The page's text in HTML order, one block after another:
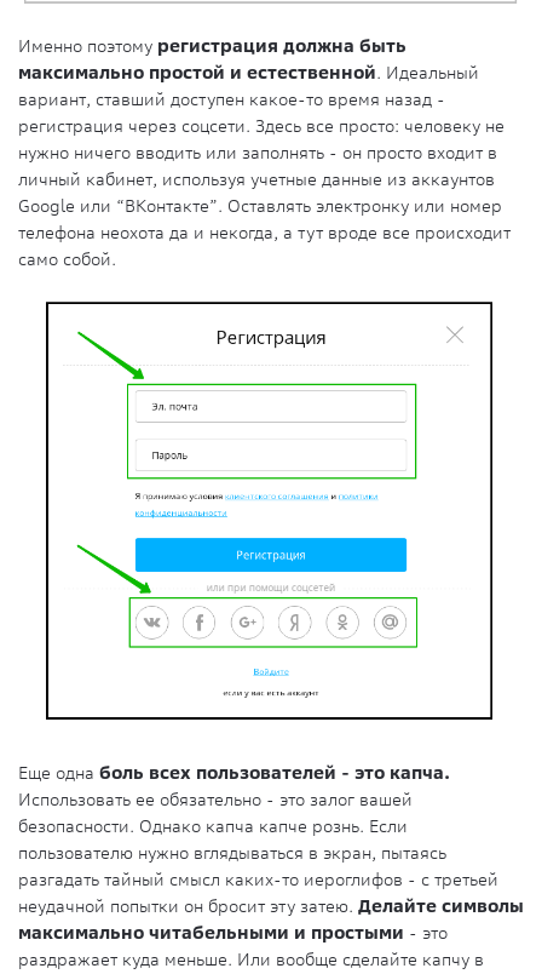
Именно поэтому регистрация должна быть
максимально простой и естественной. Идеальный
вариант, ставший доступен какое-то время назад -
регистрация через соцсети. Здесь все просто: человеку не
нужно ничего вводить или заполнять - он просто входит в
личный кабинет, используя учетные данные из аккаунтов
Google или “ВКонтакте”. Оставлять электронку или номер
телефона неохота да и некогда, а тут вроде все происходит
само собой.
Еще одна боль всех пользователей - это капча.
Использовать ее обязательно - это залог вашей
безопасности. Однако капча капче рознь. Если
пользователю нужно вглядываться в экран, пытаясь
разгадать тайный смысл каких-то иероглифов - с третьей
неудачной попытки он бросит эту затею. Делайте символы
максимально читабельными и простыми - это
раздражает куда меньше. Или вообще сделайте капчу в